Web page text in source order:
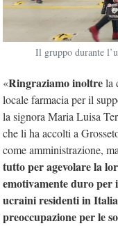
Il gruppo durante
«Ringraziamo inoltrela
locale farmacia per il
la signora Maria Luisa
che li ha accolti a
come amministrazione,
tutto per agevolare la
emotivamente duro per
ucraini residenti in Italia
preoccupazione per le